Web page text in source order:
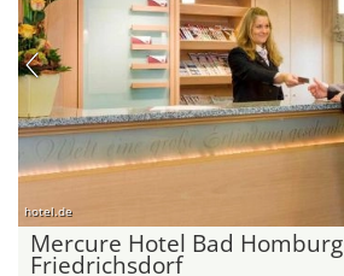
hotel.de
Mercure Hotel Bad Homburg
Friedrichsdorf